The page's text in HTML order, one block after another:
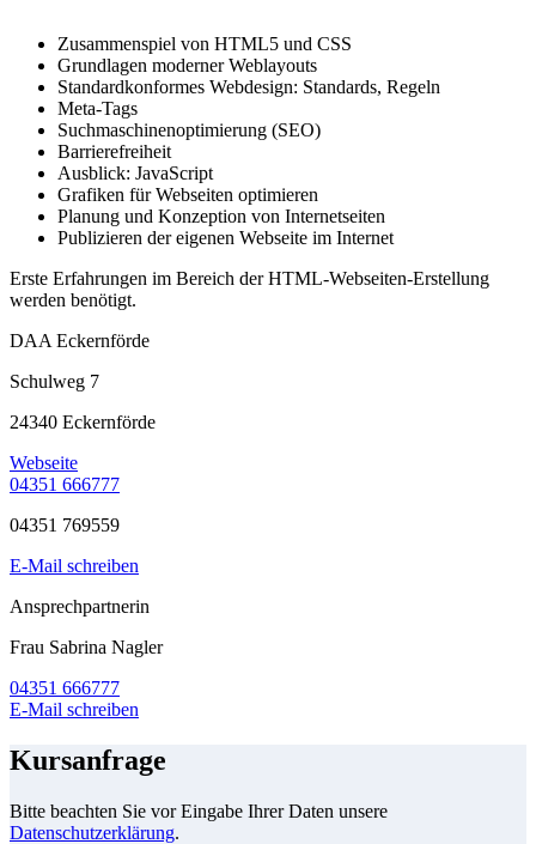
Zusammenspiel von HTML5 und CSS
Grundlagen moderner Weblayouts
Standardkonformes Webdesign: Standards, Regeln
Meta-Tags
Suchmaschinenoptimierung (SEO)
Barrierefreiheit
Ausblick: JavaScript
Grafiken für Webseiten optimieren
Planung und Konzeption von Internetseiten
Publizieren der eigenen Webseite im Internet
Erste Erfahrungen im Bereich der HTML-Webseiten-Erstellung
werden benötigt.
DAA Eckernförde
Schulweg 7
24340 Eckernförde
Webseite
04351 666777
04351 769559
E-Mail schreiben
Ansprechpartnerin
Frau Sabrina Nagler
04351 666777
E-Mail schreiben
Kursanfrage
Bitte beachten Sie vor Eingabe Ihrer Daten unsere
Datenschutzerklärung.